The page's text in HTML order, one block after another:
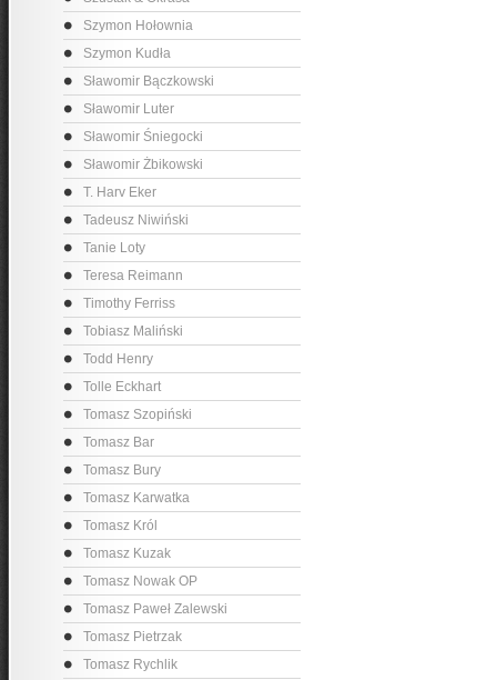
Szymon Hołownia
Szymon Kudła
Sławomir Bączkowski
Sławomir Luter
Sławomir Śniegocki
Sławomir Żbikowski
T. Harv Eker
Tadeusz Niwiński
Tanie Loty
Teresa Reimann
Timothy Ferriss
Tobiasz Maliński
Todd Henry
Tolle Eckhart
Tomasz Szopiński
Tomasz Bar
Tomasz Bury
Tomasz Karwatka
Tomasz Król
Tomasz Kuzak
Tomasz Nowak OP
Tomasz Paweł Zalewski
Tomasz Pietrzak
Tomasz Rychlik